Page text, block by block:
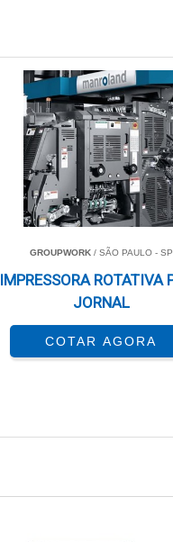
GROUPWORK/ SÃO PAULO - SP
IMPRESSORA ROTATIVA
JORNAL
COTAR AGORA